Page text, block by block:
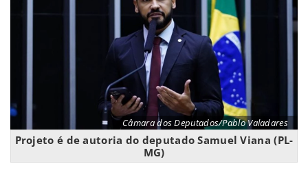
Câmara dos Deputados/Pablo Valadares
Projeto é de autoria do deputado Samuel Viana (PL-
MG)